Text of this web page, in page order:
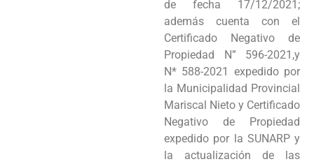
de fecha 17/12/2021;
además cuenta con el
Certificado Negativo de
Propiedad N” 596-2021,y
N* 588-2021 expedido por
la Municipalidad Provincial
Mariscal Nieto y Certificado
Negativo de Propiedad
expedido por la SUNARP y
la actualización de las